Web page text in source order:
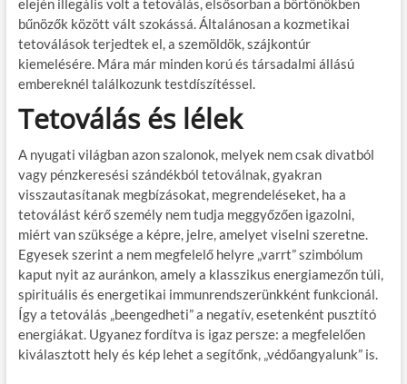
elején illegális volt a tetoválás, elsősorban a börtönökben
bűnözők között vált szokássá. Általánosan a kozmetikai
tetoválások terjedtek el, a szemöldök, szájkontúr
kiemelésére. Mára már minden korú és társadalmi állású
embereknél találkozunk testdíszítéssel.
Tetoválás és lélek
A nyugati világban azon szalonok, melyek nem csak divatból
vagy pénzkeresési szándékból tetoválnak, gyakran
visszautasítanak megbízásokat, megrendeléseket, ha a
tetoválást kérő személy nem tudja meggyőzően igazolni,
miért van szüksége a képre, jelre, amelyet viselni szeretne.
Egyesek szerint a nem megfelelő helyre „varrt” szimbólum
kaput nyit az auránkon, amely a klasszikus energiamezőn túli,
spirituális és energetikai immunrendszerünkként funkcionál.
Így a tetoválás „beengedheti” a negatív, esetenként pusztító
energiákat. Ugyanez fordítva is igaz persze: a megfelelően
kiválasztott hely és kép lehet a segítőnk, „védőangyalunk” is.